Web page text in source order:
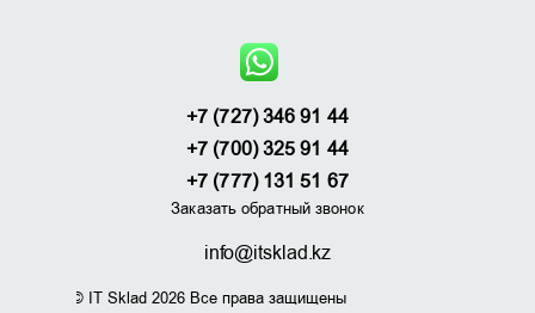
+7 (727) 346 91 44
+7 (700) 325 91 44
+7 (777) 131 51 67
Заказать обратный звонок
info@itsklad.kz
© IT Sklad 2026 Все права защищены